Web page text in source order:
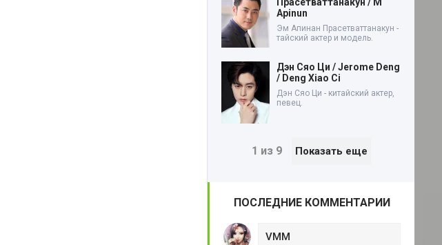
Apinun
Эм Апинан Прасетваттанакун -
тайский актер и модель.
Дэн Сяо Ци / Jerome Deng
/ Deng Xiao Ci
Дэн Сяо Ци - китайский актер,
певец.
1 из 9 Показать еще
ПОСЛЕДНИЕ КОММЕНТАРИИ
VMM